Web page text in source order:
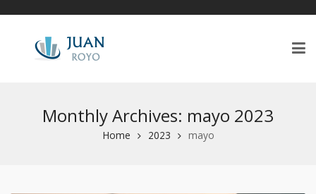
Monthly Archives: mayo 2023
Home 2023 mayo